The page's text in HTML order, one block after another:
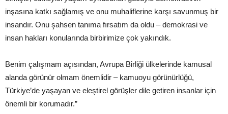
inşasına katkı sağlamış ve onu muhaliflerine karşı savunmuş bir
insandır. Onu şahsen tanıma fırsatım da oldu – demokrasi ve
insan hakları konularında birbirimize çok yakındık.
Benim çalışmam açısından, Avrupa Birliği ülkelerinde kamusal
alanda görünür olmam önemlidir – kamuoyu görünürlüğü,
Türkiye’de yaşayan ve eleştirel görüşler dile getiren insanlar için
önemli bir korumadır.”